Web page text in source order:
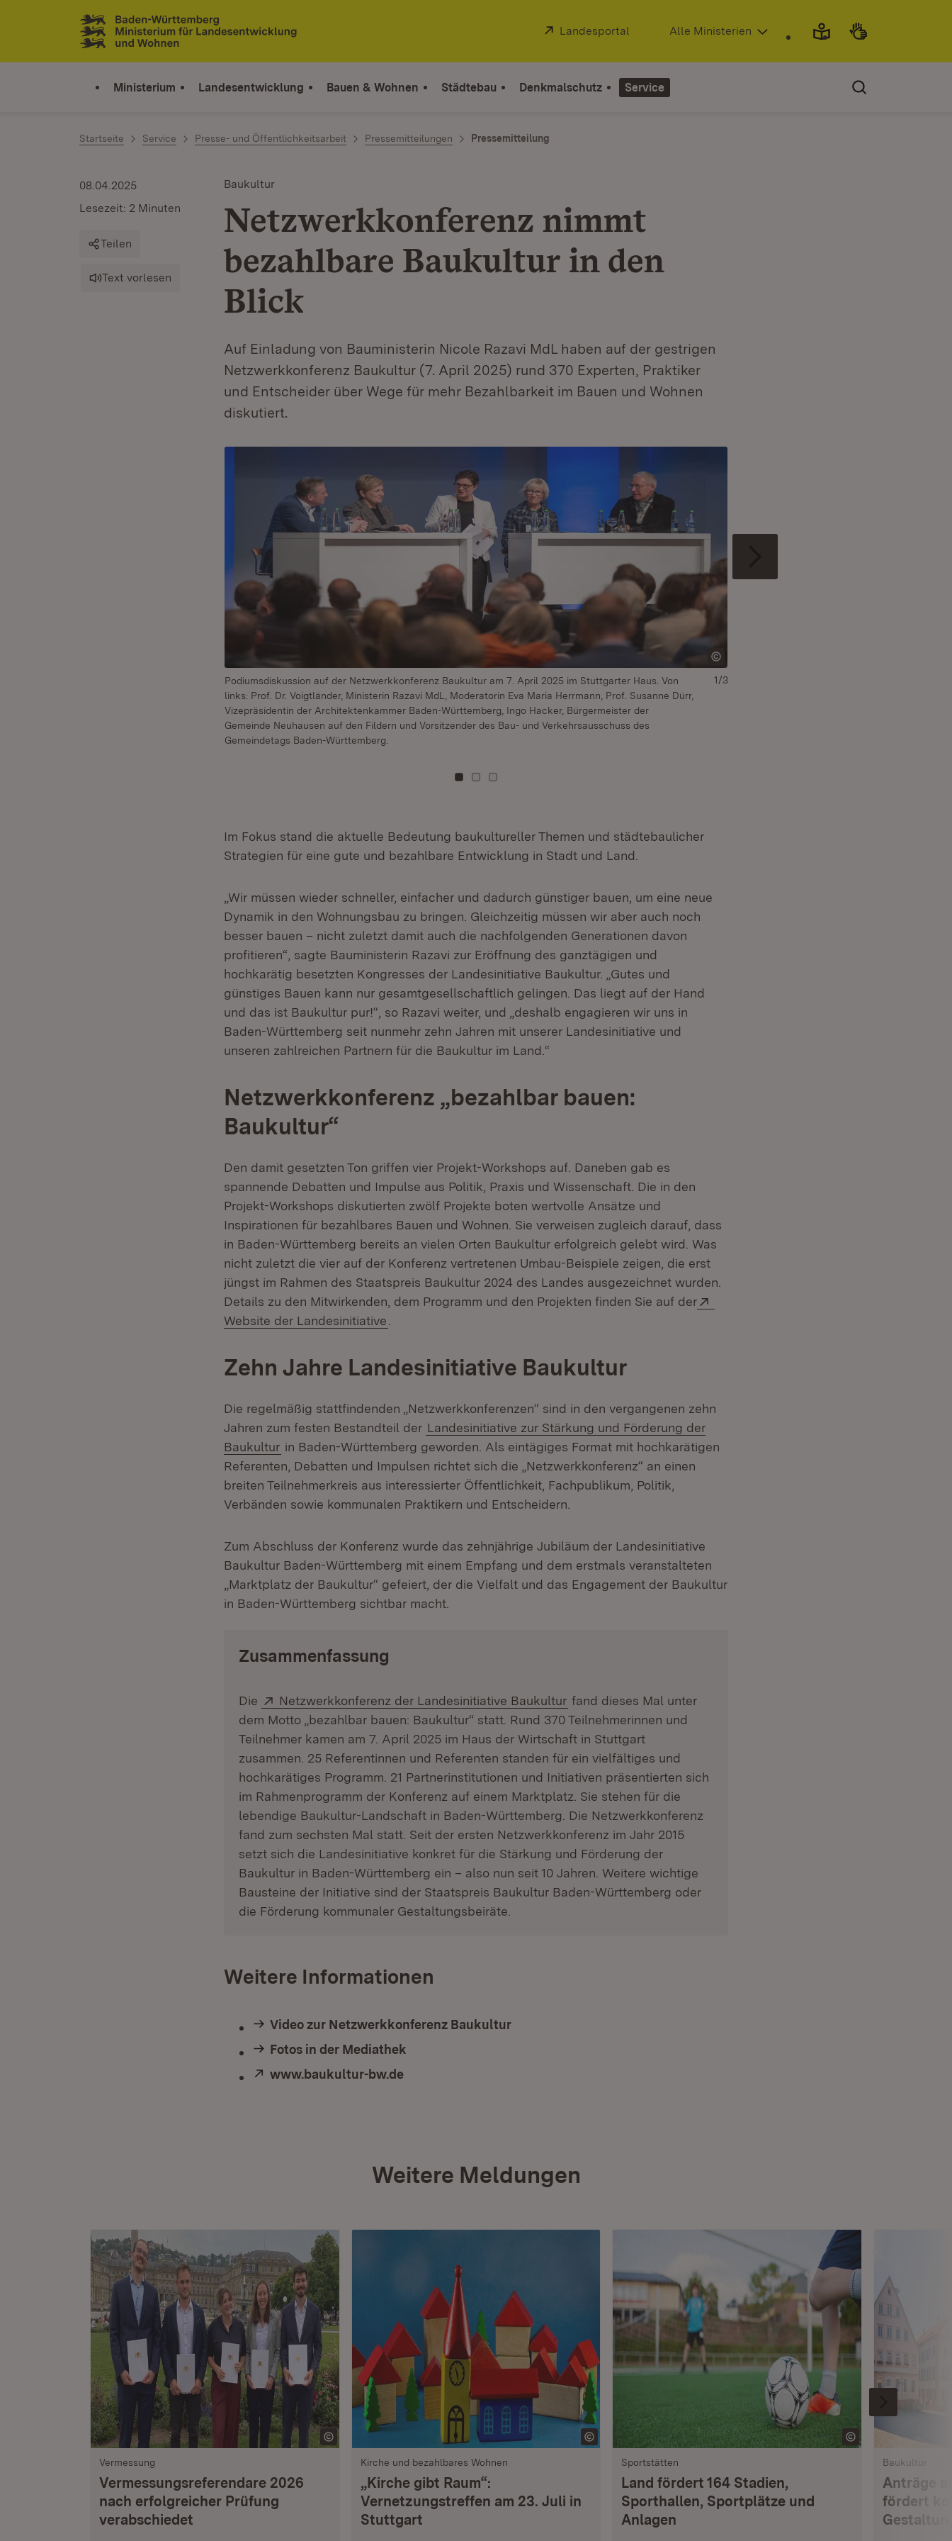
Zum Inhalt springen
Link zur Startseite
Extern:
Landesportal (Öffnet in neuem Fenster)
Alle Ministerien
Ministerium Landesentwicklung Bauen & Wohnen Städtebau Denkmalschutz Service
Startseite Service Presse- und Öffentlichkeitsarbeit Pressemitteilungen Pressemitteilung
Baukultur
Netzwerkkonferenz nimmt
bezahlbare Baukultur in den
Blick
Auf Einladung von Bauministerin Nicole Razavi MdL haben auf der gestrigen
Netzwerkkonferenz Baukultur (7. April 2025) rund 370 Experten, Praktiker
und Entscheider über Wege für mehr Bezahlbarkeit im Bauen und Wohnen
diskutiert.
08.04.2025
Lesezeit: 2 Minuten
Teilen
Text vorlesen
Podiumsdiskussion auf der Netzwerkkonferenz Baukultur am 7. April 2025 im Stuttgarter Haus. Von
links: Prof. Dr. Voigtländer, Ministerin Razavi MdL, Moderatorin Eva Maria Herrmann, Prof. Susanne Dürr,
Vizepräsidentin der Architektenkammer Baden-Württemberg, Ingo Hacker, Bürgermeister der
Gemeinde Neuhausen auf den Fildern und Vorsitzender des Bau- und Verkehrsausschuss des
Gemeindetags Baden-Württemberg.
Zu Kachel: 0
Zu Kachel: 1
Zu Kachel: 2
1/3
Im Fokus stand die aktuelle Bedeutung baukultureller Themen und städtebaulicher
Strategien für eine gute und bezahlbare Entwicklung in Stadt und Land.
„Wir müssen wieder schneller, einfacher und dadurch günstiger bauen, um eine neue
Dynamik in den Wohnungsbau zu bringen. Gleichzeitig müssen wir aber auch noch
besser bauen – nicht zuletzt damit auch die nachfolgenden Generationen davon
profitieren“, sagte Bauministerin Razavi zur Eröffnung des ganztägigen und
hochkarätig besetzten Kongresses der Landesinitiative Baukultur. „Gutes und
günstiges Bauen kann nur gesamtgesellschaftlich gelingen. Das liegt auf der Hand
und das ist Baukultur pur!“, so Razavi weiter, und „deshalb engagieren wir uns in
Baden-Württemberg seit nunmehr zehn Jahren mit unserer Landesinitiative und
unseren zahlreichen Partnern für die Baukultur im Land.“
Netzwerkkonferenz „bezahlbar bauen:
Baukultur“
Den damit gesetzten Ton griffen vier Projekt-Workshops auf. Daneben gab es
spannende Debatten und Impulse aus Politik, Praxis und Wissenschaft. Die in den
Projekt-Workshops diskutierten zwölf Projekte boten wertvolle Ansätze und
Inspirationen für bezahlbares Bauen und Wohnen. Sie verweisen zugleich darauf, dass
in Baden-Württemberg bereits an vielen Orten Baukultur erfolgreich gelebt wird. Was
nicht zuletzt die vier auf der Konferenz vertretenen Umbau-Beispiele zeigen, die erst
jüngst im Rahmen des Staatspreis Baukultur 2024 des Landes ausgezeichnet wurden.
Details zu den Mitwirkenden, dem Programm und den Projekten finden Sie auf der
Website der Landesinitiative
Zehn Jahre Landesinitiative Baukultur
Die regelmäßig stattfindenden „Netzwerkkonferenzen“ sind in den vergangenen zehn
Jahren zum festen Bestandteil der Landesinitiative zur Stärkung und Förderung der
Baukultur in Baden-Württemberg geworden. Als eintägiges Format mit hochkarätigen
Referenten, Debatten und Impulsen richtet sich die „Netzwerkkonferenz“ an einen
breiten Teilnehmerkreis aus interessierter Öffentlichkeit, Fachpublikum, Politik,
Verbänden sowie kommunalen Praktikern und Entscheidern.
Zum Abschluss der Konferenz wurde das zehnjährige Jubiläum der Landesinitiative
Baukultur Baden-Württemberg mit einem Empfang und dem erstmals veranstalteten
„Marktplatz der Baukultur“ gefeiert, der die Vielfalt und das Engagement der Baukultur
in Baden-Württemberg sichtbar macht.
Zusammenfassung
Die Extern:
Netzwerkkonferenz der Landesinitiative Baukultur (Öffnet in neuem Fenster)
fand dieses Mal unter
dem Motto „bezahlbar bauen: Baukultur“ statt. Rund 370 Teilnehmerinnen und
Teilnehmer kamen am 7. April 2025 im Haus der Wirtschaft in Stuttgart
zusammen. 25 Referentinnen und Referenten standen für ein vielfältiges und
hochkarätiges Programm. 21 Partnerinstitutionen und Initiativen präsentierten sich
im Rahmenprogramm der Konferenz auf einem Marktplatz. Sie stehen für die
lebendige Baukultur-Landschaft in Baden-Württemberg. Die Netzwerkkonferenz
fand zum sechsten Mal statt. Seit der ersten Netzwerkkonferenz im Jahr 2015
setzt sich die Landesinitiative konkret für die Stärkung und Förderung der
Baukultur in Baden-Württemberg ein – also nun seit 10 Jahren. Weitere wichtige
Bausteine der Initiative sind der Staatspreis Baukultur Baden-Württemberg oder
die Förderung kommunaler Gestaltungsbeiräte.
Weitere Informationen
Video zur Netzwerkkonferenz Baukultur
Fotos in der Mediathek
Extern:
www.baukultur-bw.de
Weitere Meldungen
Vermessung
Vermessungsreferendare 2026
nach erfolgreicher Prüfung
verabschiedet
Kirche und bezahlbares Wohnen
„Kirche gibt Raum“:
Vernetzungstreffen am 23. Juli in
Stuttgart
Sportstätten
Land fördert 164 Stadien,
Sporthallen, Sportplätze und
Anlagen
Baukultur
Anträge
fördert